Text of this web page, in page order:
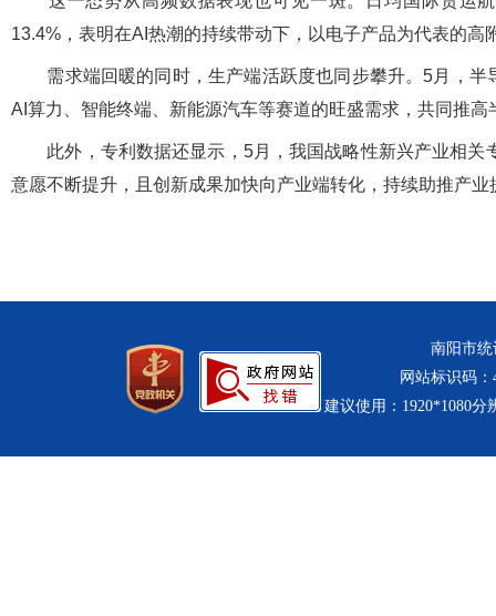
13.4%，表明在AI热潮的持续带动下，以电子产品为代表的高
需求端回暖的同时，生产端活跃度也同步攀升。5月，半
AI算力、智能终端、新能源汽车等赛道的旺盛需求，共同推
此外，专利数据还显示，5月，我国战略性新兴产业相关
意愿不断提升，且创新成果加快向产业端转化，持续助推产业
南阳市统
网站标识码：
建议使用：1920*1080